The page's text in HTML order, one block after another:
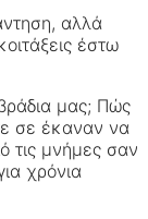
αλλά
έστω
μας; Πώς
σε έκαναν να
τις μνήμες σαν
χρόνια